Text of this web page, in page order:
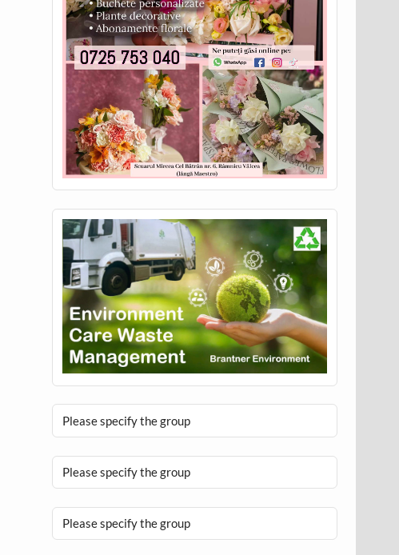
Please specify the group
Please specify the group
Please specify the group